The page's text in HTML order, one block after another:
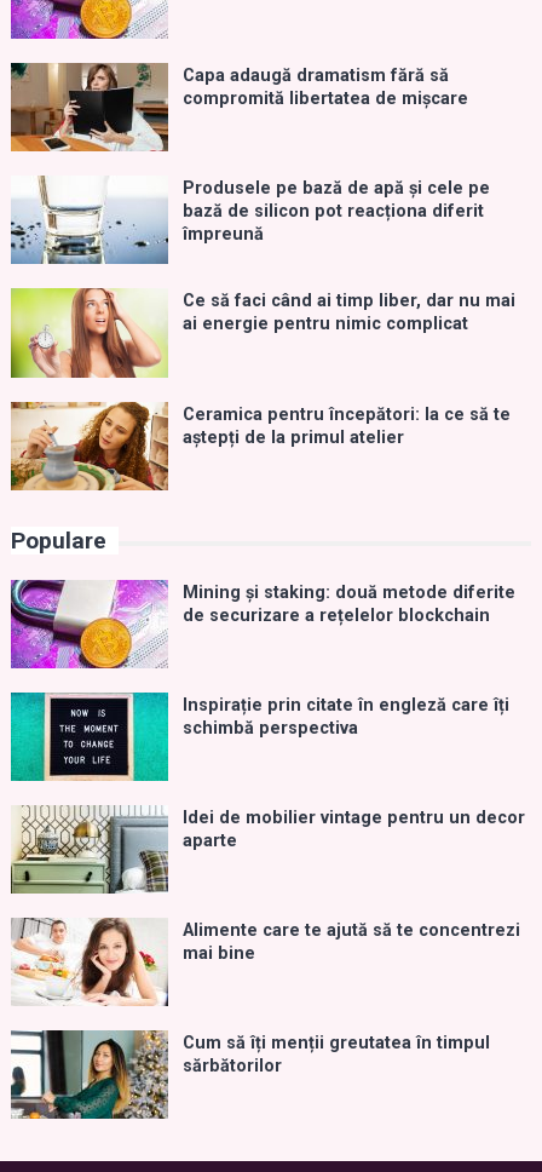
Capa adaugă dramatism fără să
compromită libertatea de mișcare
Produsele pe bază de apă și cele pe
bază de silicon pot reacționa diferit
împreună
Ce să faci când ai timp liber, dar nu mai
ai energie pentru nimic complicat
Ceramica pentru începători: la ce să te
aștepți de la primul atelier
Populare
Mining și staking: două metode diferite
de securizare a rețelelor blockchain
Inspirație prin citate în engleză care îți
schimbă perspectiva
Idei de mobilier vintage pentru un decor
aparte
Alimente care te ajută să te concentrezi
mai bine
Cum să îți menții greutatea în timpul
sărbătorilor